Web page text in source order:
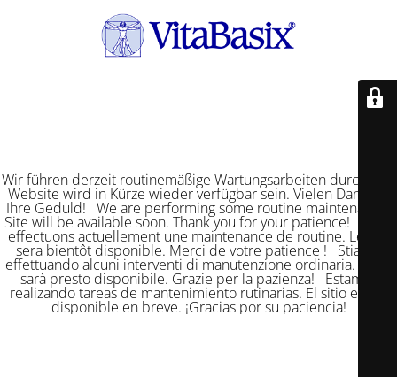
Wir führen derzeit routinemäßige Wartungsarbeiten durch. Die
Website wird in Kürze wieder verfügbar sein. Vielen Dank für
Ihre Geduld! We are performing some routine maintenance.
Site will be available soon. Thank you for your patience! Nous
effectuons actuellement une maintenance de routine. Le site
sera bientôt disponible. Merci de votre patience ! Stiamo
effettuando alcuni interventi di manutenzione ordinaria. Il sito
sarà presto disponibile. Grazie per la pazienza! Estamos
realizando tareas de mantenimiento rutinarias. El sitio estará
disponible en breve. ¡Gracias por su paciencia!